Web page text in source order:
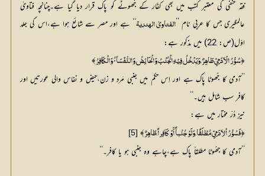
فقہ حنفی کی معتبر کتب میں بھی کفّار کے جُھوٹے کو پاک قرار دیا گیا ہے۔چنانچہ فتاویٰ
عالمگیری جس کا عربی نام ’’الفتاویٰ الہندیۃ
‘‘ ہے اور مصر سے شائع ہوا ہے،اس کی جلد
اوّل(ص: 22) میں مذکور ہے:
﴿سُؤْرُ الْآدَمِيِّ طَاہِرٌ،وَیَدْخُلُ فِیْہِ الْجُنُبُ وَالْحَائِضُ وَالنُّفَسَآئُ وَالْکَافِرُ﴾
’’آدمی کا جُھوٹا پاک ہے اور اِس حکم میں جنبی مَرد و زن،حیض و نفاس والی عورتیں اور
کافر سب شامل ہیں۔‘‘
نیز دُرّ مختار میں ہے:
﴿فَسُؤْرُ اْلآدَمِيِّ مُطْلَقًا،وَلَوْ جُنُباً أَوْ کَافِراً،طَاہِرٌ﴾ [5]
’’آدمی کا جھُوٹا مطلقاً پاک ہے،چاہے وہ جنبی ہو یا کافر۔‘‘